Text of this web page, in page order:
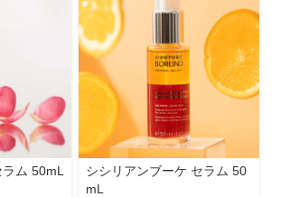
ム 50mL
シシリアンブーケ セラム 50
mL